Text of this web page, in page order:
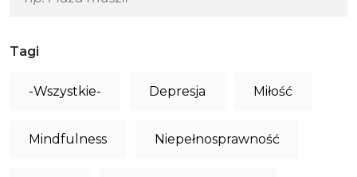
Tagi
-Wszystkie- Depresja Miłość
Mindfulness Niepełnosprawność